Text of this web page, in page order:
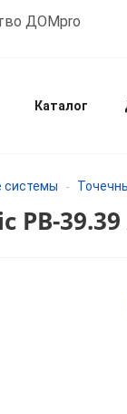
ДОМpro
Каталог
системы -
РВ-